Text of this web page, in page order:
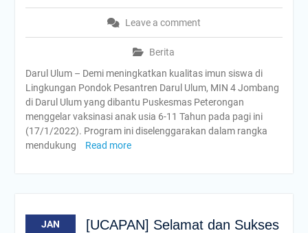
Leave a comment
Berita
Darul Ulum – Demi meningkatkan kualitas imun siswa di
Lingkungan Pondok Pesantren Darul Ulum, MIN 4 Jombang
di Darul Ulum yang dibantu Puskesmas Peterongan
menggelar vaksinasi anak usia 6-11 Tahun pada pagi ini
(17/1/2022). Program ini diselenggarakan dalam rangka
mendukung
Read more
JAN
[UCAPAN] Selamat dan Sukses